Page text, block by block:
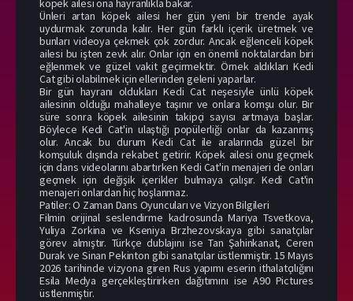
köpek ailesi ona hayranlıkla bakar.
Ünleri artan köpek ailesi her gün yeni bir trende ayak
uydurmak zorunda kalır. Her gün farklı içerik üretmek ve
bunları videoya çekmek çok zordur. Ancak eğlenceli köpek
ailesi bu işten zevk alır. Onlar için en önemli noktalardan biri
eğlenmek ve güzel vakit geçirmektir. Örnek aldıkları Kedi
Cat gibi olabilmek için ellerinden geleni yaparlar.
Bir gün hayranı oldukları Kedi Cat neşesiyle ünlü köpek
ailesinin olduğu mahalleye taşınır ve onlara komşu olur. Bir
süre sonra köpek ailesinin takipçi sayısı artmaya başlar.
Böylece Kedi Cat'in ulaştığı popülerliği onlar da kazanmış
olur. Ancak bu durum Kedi Cat ile aralarında güzel bir
komşuluk dışında rekabet getirir. Köpek ailesi onu geçmek
için dans videolarını abartırken Kedi Cat'in menajeri de onları
geçmek için değişik içerikler bulmaya çalışır. Kedi Cat'in
menajeri onlardan hiç hoşlanmaz.
Patiler: O Zaman Dans Oyuncuları ve Vizyon Bilgileri
Filmin orijinal seslendirme kadrosunda Mariya Tsvetkova,
Yuliya Zorkina ve Kseniya Brzhezovskaya gibi sanatçılar
görev almıştır. Türkçe dublajını ise Tan Şahinkanat, Ceren
Durak ve Sinan Pekinton gibi sanatçılar üstlenmiştir. 15 Mayıs
2026 tarihinde vizyona giren Rus yapımı eserin ithalatçılığını
Esila Medya gerçekleştirirken dağıtımını ise A90 Pictures
üstlenmiştir.